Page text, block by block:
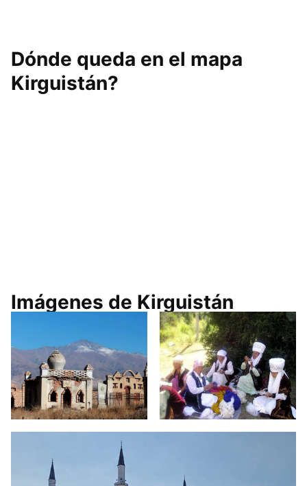
Dónde queda en el mapa
Kirguistán?
Imágenes de Kirguistán